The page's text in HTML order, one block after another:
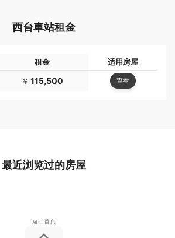
西台車站租金
租金
适用房屋
￥ 115,500 查看
最近浏览过的房屋